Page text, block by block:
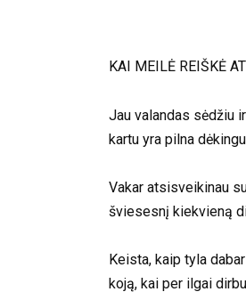
KAI MEILĖ REIŠKĖ
Jau valandas sėdžiu
kartu yra pilna
Vakar atsisveikinau
šviesesnį kiekvieną
Keista, kaip tyla
koją, kai per ilgai